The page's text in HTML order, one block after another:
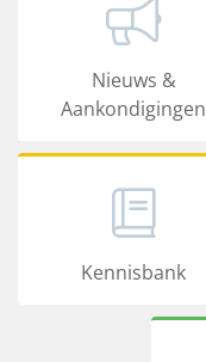
Nieuws &
Aankondigingen
Kennisbank